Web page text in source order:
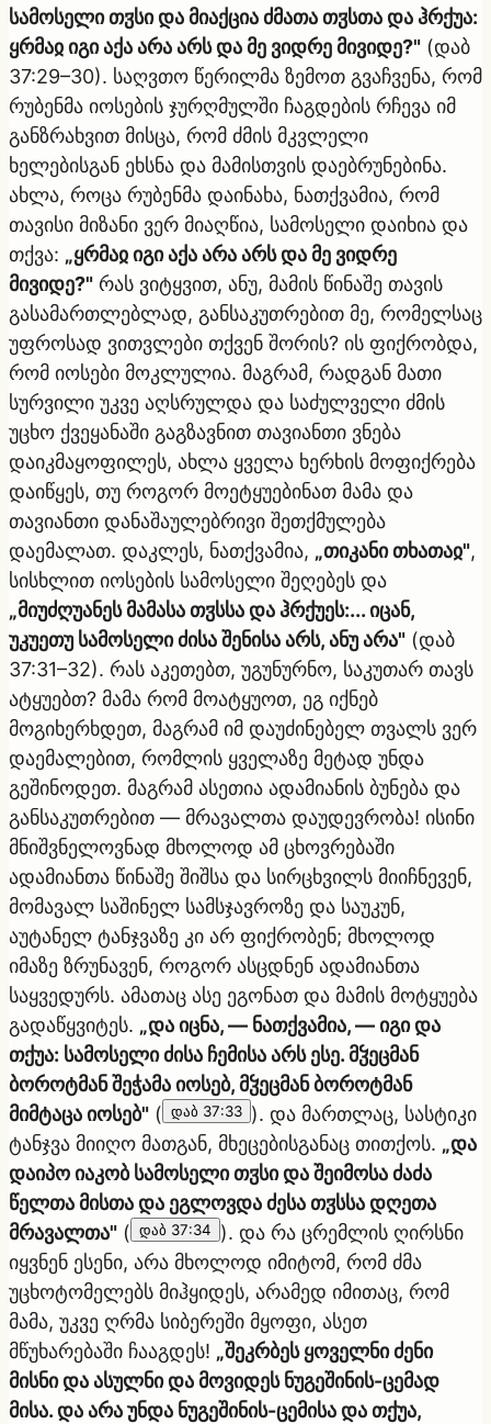
სამოსელი თჳსი და მიაქცია ძმათა თჳსთა და ჰრქუა:
ყრმაჲ იგი აქა არა არს და მე ვიდრე მივიდე?" (დაბ
37:29–30). საღვთო წერილმა ზემოთ გვაჩვენა, რომ
რუბენმა იოსების ჯურღმულში ჩაგდების რჩევა იმ
განზრახვით მისცა, რომ ძმის მკვლელი
ხელებისგან ეხსნა და მამისთვის დაებრუნებინა.
ახლა, როცა რუბენმა დაინახა, ნათქვამია, რომ
თავისი მიზანი ვერ მიაღწია, სამოსელი დაიხია და
თქვა: „ყრმაჲ იგი აქა არა არს და მე ვიდრე
მივიდე?" რას ვიტყვით, ანუ, მამის წინაშე თავის
გასამართლებლად, განსაკუთრებით მე, რომელსაც
უფროსად ვითვლები თქვენ შორის? ის ფიქრობდა,
რომ იოსები მოკლულია. მაგრამ, რადგან მათი
სურვილი უკვე აღსრულდა და საძულველი ძმის
უცხო ქვეყანაში გაგზავნით თავიანთი ვნება
დაიკმაყოფილეს, ახლა ყველა ხერხის მოფიქრება
დაიწყეს, თუ როგორ მოეტყუებინათ მამა და
თავიანთი დანაშაულებრივი შეთქმულება
დაემალათ. დაკლეს, ნათქვამია, „თიკანი თხათაჲ",
სისხლით იოსების სამოსელი შეღებეს და
„მიუძღუანეს მამასა თჳსსა და ჰრქუეს:... იცან,
უკუეთუ სამოსელი ძისა შენისა არს, ანუ არა" (დაბ
37:31–32). რას აკეთებთ, უგუნურნო, საკუთარ თავს
ატყუებთ? მამა რომ მოატყუოთ, ეგ იქნებ
მოგიხერხდეთ, მაგრამ იმ დაუძინებელ თვალს ვერ
დაემალებით, რომლის ყველაზე მეტად უნდა
გეშინოდეთ. მაგრამ ასეთია ადამიანის ბუნება და
განსაკუთრებით — მრავალთა დაუდევრობა! ისინი
მნიშვნელოვნად მხოლოდ ამ ცხოვრებაში
ადამიანთა წინაშე შიშსა და სირცხვილს მიიჩნევენ,
მომავალ საშინელ სამსჯავროზე და საუკუნ,
აუტანელ ტანჯვაზე კი არ ფიქრობენ; მხოლოდ
იმაზე ზრუნავენ, როგორ ასცდნენ ადამიანთა
საყვედურს. ამათაც ასე ეგონათ და მამის მოტყუება
გადაწყვიტეს. „და იცნა, — ნათქვამია, — იგი და
თქუა: სამოსელი ძისა ჩემისა არს ესე. მჴეცმან
ბოროტმან შეჭამა იოსებ, მჴეცმან ბოროტმან
მიმტაცა იოსებ" ( დაბ 37:33 ). და მართლაც, სასტიკი
ტანჯვა მიიღო მათგან, მხეცებისგანაც თითქოს. „და
დაიპო იაკობ სამოსელი თჳსი და შეიმოსა ძაძა
წელთა მისთა და ეგლოვდა ძესა თჳსსა დღეთა
მრავალთა" ( დაბ 37:34
). და რა ცრემლის ღირსნი
იყვნენ ესენი, არა მხოლოდ იმიტომ, რომ ძმა
უცხოტომელებს მიჰყიდეს, არამედ იმითაც, რომ
მამა, უკვე ღრმა სიბერეში მყოფი, ასეთ
მწუხარებაში ჩააგდეს! „შეკრბეს ყოველნი ძენი
მისნი და ასულნი და მოვიდეს ნუგეშინის-ცემად
მისა. და არა უნდა ნუგეშინის-ცემისა და თქუა,